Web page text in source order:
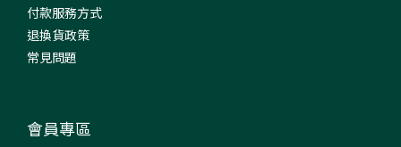
付款服務方式
退換貨政策
常見問題
會員專區